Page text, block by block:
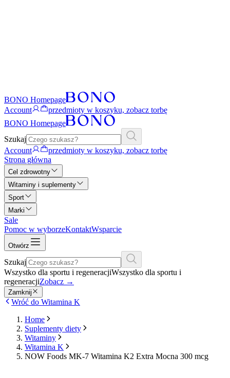
BONO Homepage
Account
przedmioty w koszyku, zobacz torbę
BONO Homepage
Szukaj
Account
przedmioty w koszyku, zobacz torbę
Strona główna
Cel zdrowotny
Witaminy i suplementy
Sport
Marki
Sale
Pomoc w wyborzeKontaktWsparcie
Otwórz
Szukaj
Wszystko dla sportu i regeneracjiWszystko dla sportu i
regeneracjiZobacz →
Zamknij
Wróć do Witamina K
Home
Suplementy diety
Witaminy
Witamina K
NOW Foods MK-7 Witamina K2 Extra Mocna 300 mcg